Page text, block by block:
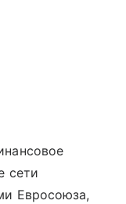
сети
Евросоюза,